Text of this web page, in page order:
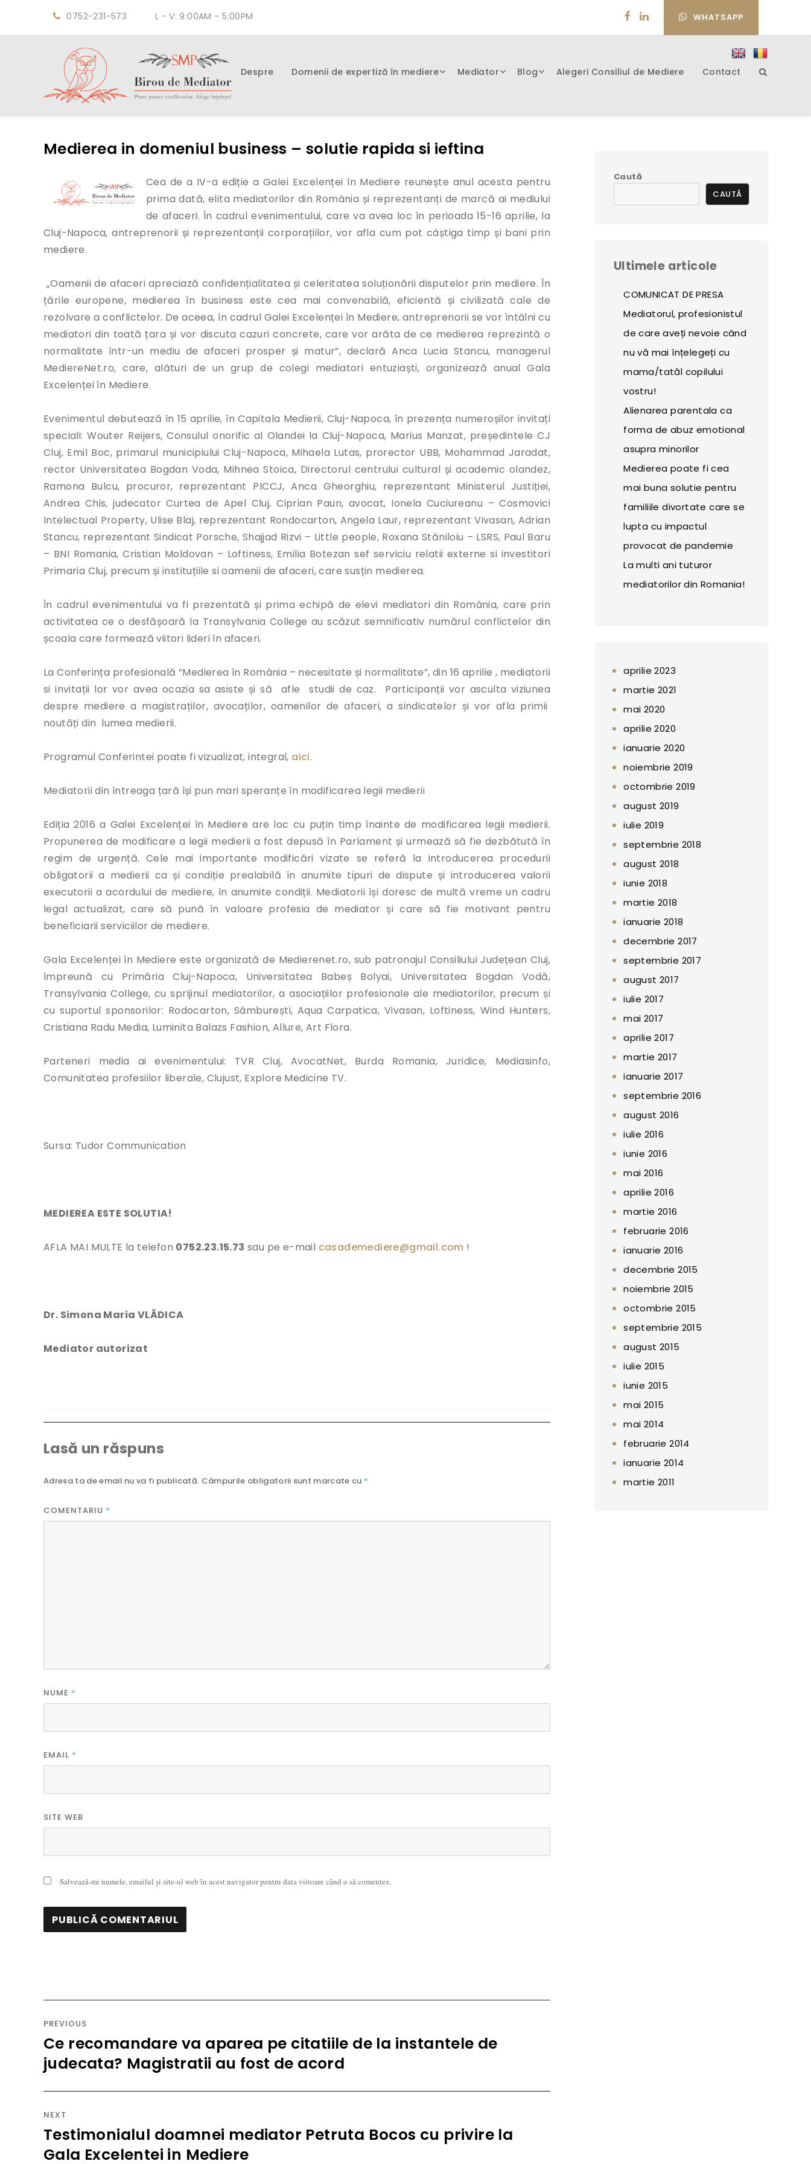
0752-231-573 L - V: 9:00AM - 5:00PM WHATSAPP
Despre Domenii de expertiză în mediere Mediator Blog Alegeri Consiliul de Mediere Contact
Medierea in domeniul business – solutie rapida si ieftina
Cea de a IV-a ediție a Galei Excelenței în Mediere reunește anul acesta pentru
prima dată, elita mediatorilor din România și reprezentanți de marcă ai mediului
de afaceri. În cadrul evenimentului, care va avea loc în perioada 15-16 aprilie, la
Cluj-Napoca, antreprenorii și reprezentanții corporațiilor, vor afla cum pot câștiga timp și bani prin
mediere.
„Oamenii de afaceri apreciază confidențialitatea și celeritatea soluționării disputelor prin mediere. În
țările europene, medierea în business este cea mai convenabilă, eficientă și civilizată cale de
rezolvare a conflictelor. De aceea, în cadrul Galei Excelenței în Mediere, antreprenorii se vor întâlni cu
mediatori din toată țara și vor discuta cazuri concrete, care vor arăta de ce medierea reprezintă o
normalitate într-un mediu de afaceri prosper și matur”, declară Anca Lucia Stancu, managerul
MediereNet.ro, care, alături de un grup de colegi mediatori entuziaști, organizează anual Gala
Excelenței în Mediere.
Evenimentul debutează în 15 aprilie, în Capitala Medierii, Cluj-Napoca, în prezența numeroșilor invitați
speciali: Wouter Reijers, Consulul onorific al Olandei la Cluj-Napoca, Marius Manzat, președintele CJ
Cluj, Emil Boc, primarul municipiului Cluj-Napoca, Mihaela Lutas, prorector UBB, Mohammad Jaradat,
rector Universitatea Bogdan Voda, Mihnea Stoica, Directorul centrului cultural și academic olandez,
Ramona Bulcu, procuror, reprezentant PICCJ, Anca Gheorghiu, reprezentant Ministerul Justiției,
Andrea Chis, judecator Curtea de Apel Cluj, Ciprian Paun, avocat, Ionela Cuciureanu – Cosmovici
Intelectual Property, Ulise Blaj, reprezentant Rondocarton, Angela Laur, reprezentant Vivasan, Adrian
Stancu, reprezentant Sindicat Porsche, Shajjad Rizvi – Little people, Roxana Stăniloiu – LSRS, Paul Baru
– BNI Romania, Cristian Moldovan – Loftiness, Emilia Botezan sef serviciu relatii externe si investitori
Primaria Cluj, precum și instituțiile si oamenii de afaceri, care susțin medierea.
În cadrul evenimentului va fi prezentată și prima echipă de elevi mediatori din România, care prin
activitatea ce o desfășoară la Transylvania College au scăzut semnificativ numărul conflictelor din
școala care formează viitori lideri în afaceri.
La Conferința profesională “Medierea în România – necesitate și normalitate”, din 16 aprilie , mediatorii
si invitații lor vor avea ocazia sa asiste și să afle studii de caz. Participanții vor asculta viziunea
despre mediere a magistraților, avocaților, oamenilor de afaceri, a sindicatelor și vor afla primii
noutăți din lumea medierii.
Programul Conferintei poate fi vizualizat, integral, aici.
Mediatorii din întreaga țară își pun mari speranțe în modificarea legii medierii
Ediția 2016 a Galei Excelenței în Mediere are loc cu puțin timp înainte de modificarea legii medierii.
Propunerea de modificare a legii medierii a fost depusă în Parlament și urmează să fie dezbătută în
regim de urgență. Cele mai importante modificări vizate se referă la introducerea procedurii
obligatorii a medierii ca și condiție prealabilă în anumite tipuri de dispute și introducerea valorii
executorii a acordului de mediere, în anumite condiții. Mediatorii își doresc de multă vreme un cadru
legal actualizat, care să pună în valoare profesia de mediator și care să fie motivant pentru
beneficiarii serviciilor de mediere.
Gala Excelenței în Mediere este organizată de Medierenet.ro, sub patronajul Consiliului Județean Cluj,
împreună cu Primăria Cluj-Napoca, Universitatea Babeș Bolyai, Universitatea Bogdan Vodă,
Transylvania College, cu sprijinul mediatorilor, a asociațiilor profesionale ale mediatorilor, precum și
cu suportul sponsorilor: Rodocarton, Sâmburești, Aqua Carpatica, Vivasan, Loftiness, Wind Hunters,
Cristiana Radu Media, Luminita Balazs Fashion, Allure, Art Flora.
Parteneri media ai evenimentului: TVR Cluj, AvocatNet, Burda Romania, Juridice, Mediasinfo,
Comunitatea profesiilor liberale, Clujust, Explore Medicine TV.
Sursa: Tudor Communication
MEDIEREA ESTE SOLUTIA!
AFLA MAI MULTE la telefon 0752.23.15.73 sau pe e-mail casademediere@gmail.com !
Dr. Simona Maria VLĂDICA
Mediator autorizat
Lasă un răspuns
Adresa ta de email nu va fi publicată. Câmpurile obligatorii sunt marcate cu *
COMENTARIU *
NUME *
EMAIL *
SITE WEB
Salvează-mi numele, emailul și site-ul web în acest navigator pentru data viitoare când o să comentez.
în
articole
PREVIOUS
Previous
post:
Ce recomandare va aparea pe citatiile de la instantele de
judecata? Magistratii au fost de acord
NEXT
Next
post:
Testimonialul doamnei mediator Petruta Bocos cu privire la
Gala Excelentei in Mediere
Caută
CAUTĂ
Ultimele articole
COMUNICAT DE PRESA
Mediatorul, profesionistul
de care aveți nevoie când
nu vă mai înțelegeți cu
mama/tatăl copilului
vostru!
Alienarea parentala ca
forma de abuz emotional
asupra minorilor
Medierea poate fi cea
mai buna solutie pentru
familiile divortate care se
lupta cu impactul
provocat de pandemie
La multi ani tuturor
mediatorilor din Romania!
aprilie 2023
martie 2021
mai 2020
aprilie 2020
ianuarie 2020
noiembrie 2019
octombrie 2019
august 2019
iulie 2019
septembrie 2018
august 2018
iunie 2018
martie 2018
ianuarie 2018
decembrie 2017
septembrie 2017
august 2017
iulie 2017
mai 2017
aprilie 2017
martie 2017
ianuarie 2017
septembrie 2016
august 2016
iulie 2016
iunie 2016
mai 2016
aprilie 2016
martie 2016
februarie 2016
ianuarie 2016
decembrie 2015
noiembrie 2015
octombrie 2015
septembrie 2015
august 2015
iulie 2015
iunie 2015
mai 2015
mai 2014
februarie 2014
ianuarie 2014
martie 2011